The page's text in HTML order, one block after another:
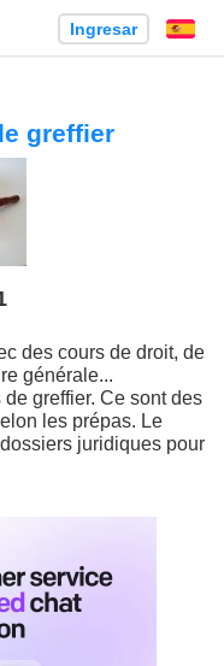
Ingresar
greffier
des cours de droit, de
générale...
greffier. Ce sont des
les prépas. Le
juridiques pour